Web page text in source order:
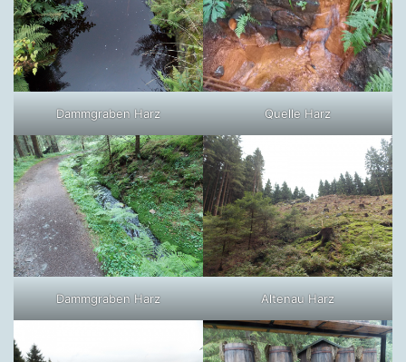
Dammgraben Harz Quelle Harz
Dammgraben Harz Altenau Harz